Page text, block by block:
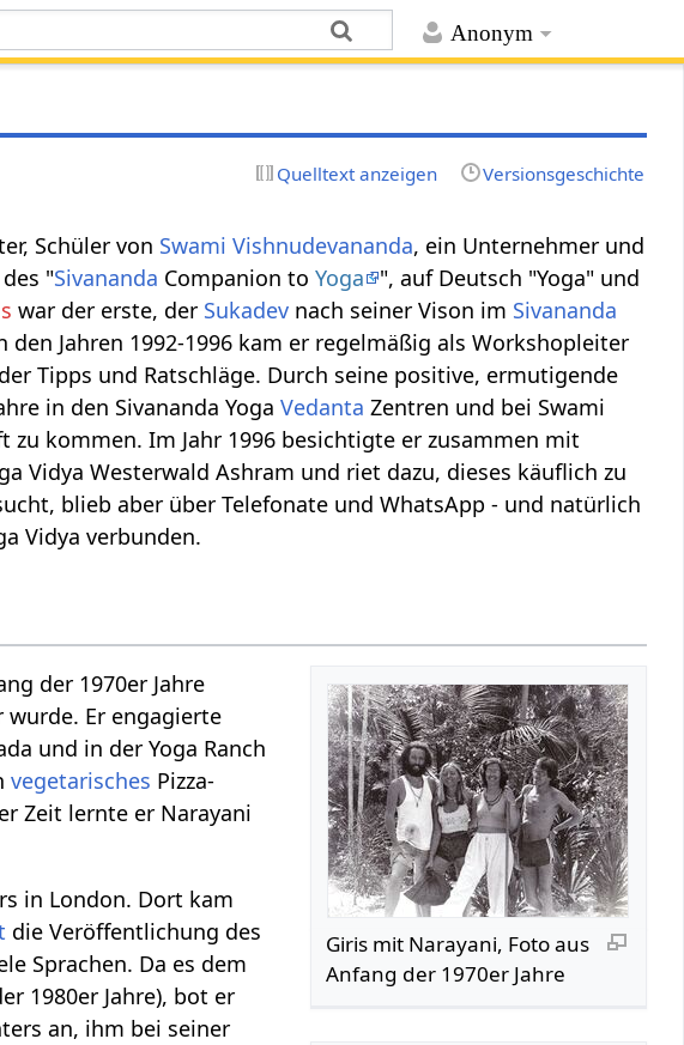
Anonym
Quelltext anzeigen Versionsgeschichte
Schüler von Swami Vishnudevananda, ein Unternehmer und
"Sivananda Companion toYoga
", auf Deutsch "Yoga" und
war der erste, der Sukadev nach seiner Vison im Sivananda
Jahren 1992-1996 kam er regelmäßig als Workshopleiter
Tipps und Ratschläge. Durch seine positive, ermutigende
in den Sivananda YogaVedanta Zentren und bei Swami
kommen. Im Jahr 1996 besichtigte er zusammen mit
Vidya Westerwald Ashram und riet dazu, dieses käuflich zu
blieb aber über Telefonate und WhatsApp - und natürlich
Vidya verbunden.
Giris mit Narayani, Foto aus
Anfang der 1970er Jahre
der 1970er Jahre
wurde. Er engagierte
und in der Yoga Ranch
vegetarisches Pizza-
Zeit lernte er Narayani
in London. Dort kam
die Veröffentlichung des
Sprachen. Da es dem
1980er Jahre), bot er
an, ihm bei seiner